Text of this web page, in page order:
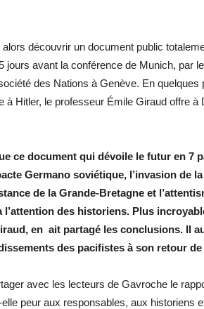
découvrir un document public
jours avant la conférence de Munich, par
des Nations à Genève. En quelques
à Hitler, le professeur Émile Giraud offre
ce document qui dévoile le futur en 7
Germano soviétique, l’invasion de
de la Grande-Bretagne et
l’attention des historiens. Plus
en ait partagé les conclusions. Il
des pacifistes à son retour
avec les lecteurs de Gavroche le
peur aux responsables, aux historiens